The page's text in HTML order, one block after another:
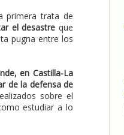
primera trata de
el desastre que
pugna entre los
en Castilla-La
de la defensa de
sobre el
estudiar a lo